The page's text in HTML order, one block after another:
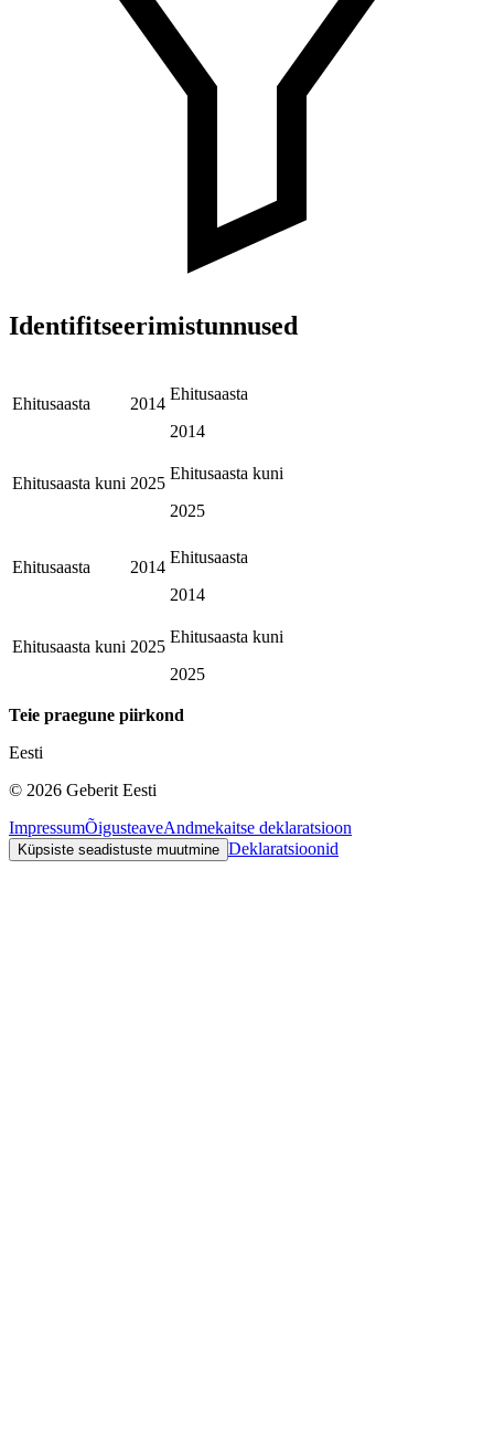
Identifitseerimistunnused
Ehitusaasta 2014
Ehitusaasta
2014
Ehitusaasta kuni 2025
Ehitusaasta kuni
2025
Ehitusaasta 2014
Ehitusaasta
2014
Ehitusaasta kuni 2025
Ehitusaasta kuni
2025
Teie praegune piirkond
Eesti
© 2026 Geberit Eesti
ImpressumÕigusteaveAndmekaitse deklaratsioon
Küpsiste seadistuste muutmine Deklaratsioonid